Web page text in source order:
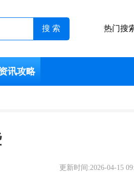
热门搜
讯攻略
更新时间:2026-04-15